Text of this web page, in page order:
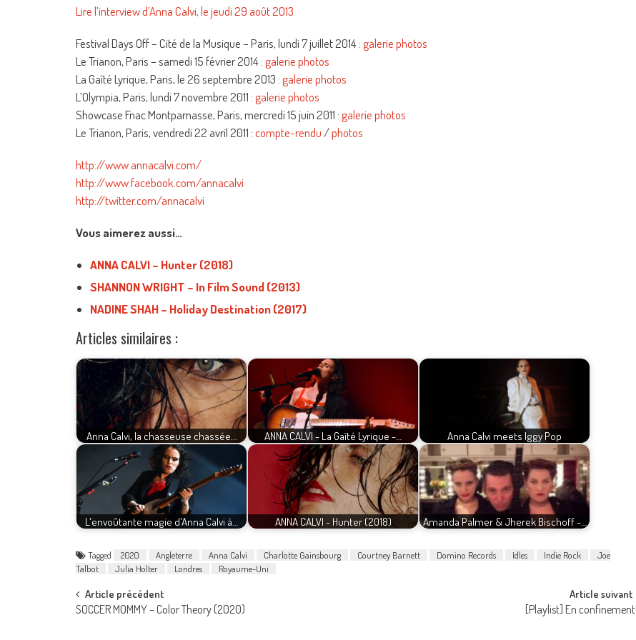
Lire l’interview d’Anna Calvi, le jeudi 29 août 2013
Festival Days Off – Cité de la Musique – Paris, lundi 7 juillet 2014 :galerie photos
Le Trianon, Paris – samedi 15 février 2014 :galerie photos
La Gaîté Lyrique, Paris, le 26 septembre 2013 :galerie photos
L’Olympia, Paris, lundi 7 novembre 2011 :galerie photos
Showcase Fnac Montparnasse, Paris, mercredi 15 juin 2011 :galerie photos
Le Trianon, Paris, vendredi 22 avril 2011 :compte-rendu/photos
http://www.annacalvi.com/
http://www.facebook.com/annacalvi
http://twitter.com/annacalvi
Vous aimerez aussi…
ANNA CALVI – Hunter (2018)
SHANNON WRIGHT – In Film Sound (2013)
NADINE SHAH – Holiday Destination (2017)
Articles similaires :
Anna Calvi, la chasseuse chassée... ANNA CALVI - La Gaîté Lyrique -… Anna Calvi meets Iggy Pop
L'envoûtante magie d'Anna Calvi à… ANNA CALVI - Hunter (2018) Amanda Palmer & Jherek Bischoff -…
Tagged 2020 Angleterre Anna Calvi Charlotte Gainsbourg Courtney Barnett Domino Records Idles Indie Rock
Joe
Talbot
Julia Holter Londres Royaume-Uni
Post
Article précédent
SOCCER MOMMY – Color Theory (2020)
Article suivant
[Playlist] En confinement…